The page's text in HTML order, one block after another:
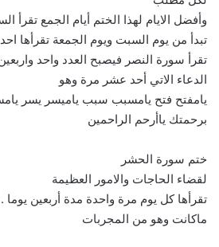
وأفضل الايام لهذا الختم أيام الجمع
تبدأ من يوم السبت ويوم الجمعة تقرأها
تقرأ سورة النصر فيصبح العدد واحد
الدعاء الاتي أحد عشر مرة وهو
يامفتح فتح يامسبب سبب ياميسر يسر
برحمتك ياأرحم الراحمين
ختم سورة الحشر
لقضاء الحاجات والامور العظيمة
تقرأها كل يوم مرة واحدة مدة أربعين
ماكانت وهو من المجربات